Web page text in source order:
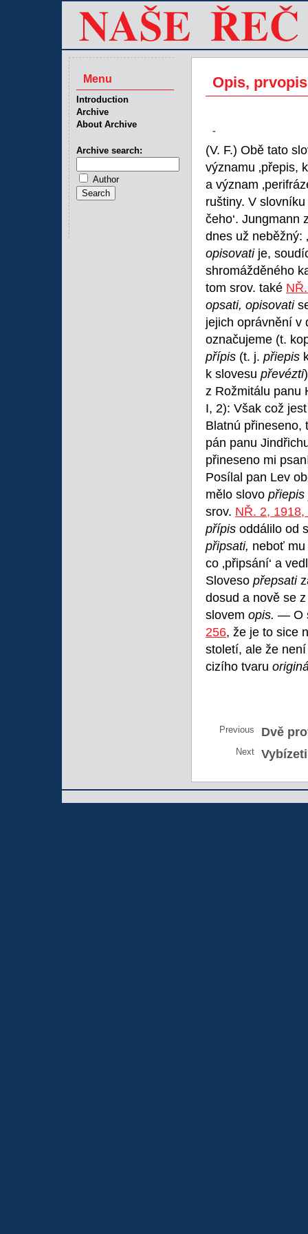
Opis, prvopis
-
(V. F.) Obě tato
významu ‚přepis,
a význam
ruštiny. V
čeho‘. Jungmann
dnes už neběžný:
opisovati je,
shromážděného
tom srov. také
opsati, opisovati
jejich oprávnění v
označujeme (t.
přípis (t. j. přiepis
k slovesu převézti
z Rožmitálu panu
I, 2): Však což
Blatnú přineseno,
pán panu
přineseno mi
Posílal pan Lev
mělo slovo přiepis
srov. NŘ. 2, 1918,
přípis oddálilo od
připsati, neboť
co ‚připsání‘ a
Sloveso přepsati
dosud a nově se
slovem opis. — O
256, že je to sice
století, ale že
cizího tvaru
Previous Dvě
Next
Menu
Introduction
Archive
About Archive
Archive search:
Author